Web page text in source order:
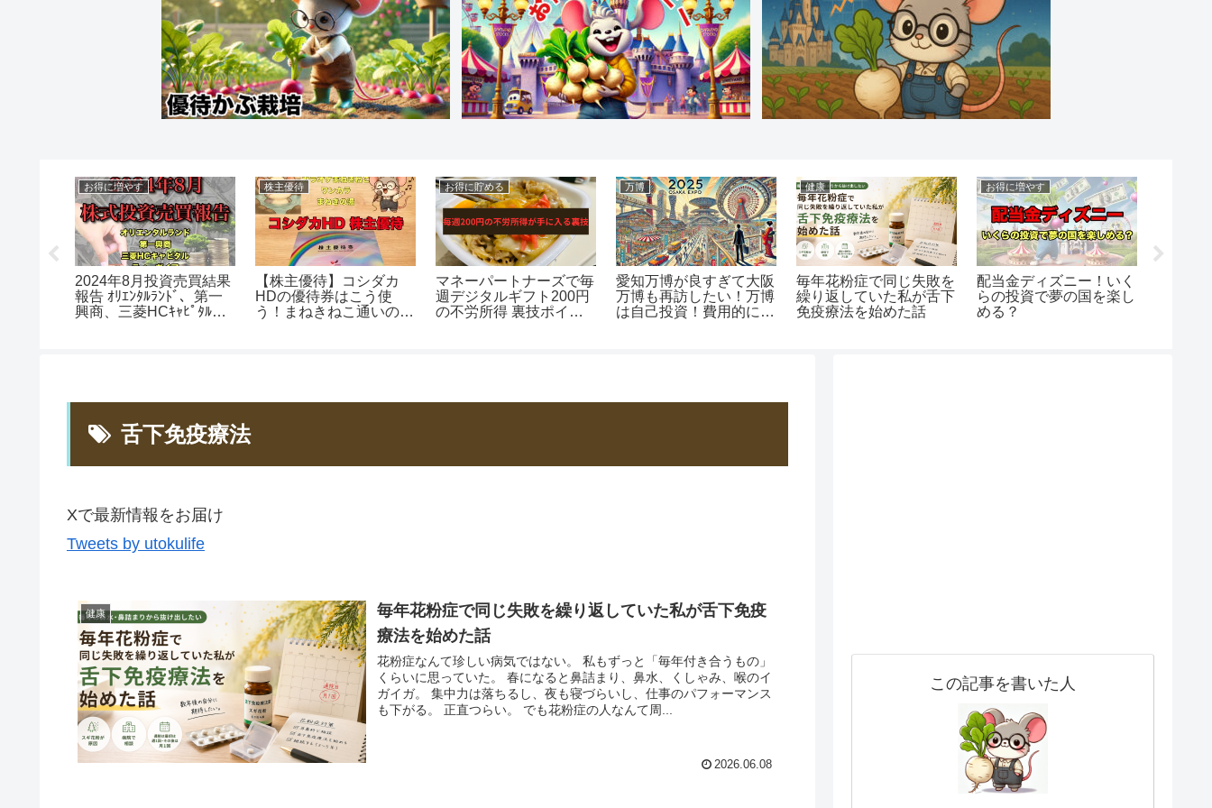
お得に増やす
2024年8月投資売買結果
報告 ｵﾘｴﾝﾀﾙﾗﾝﾄﾞ、第一
興商、三菱HCｷｬﾋﾟﾀﾙ、ﾃ
株主優待
【株主優待】コシダカ
HDの優待券はこう使
う！まねきねこ通いの私
お得に貯める
マネーパートナーズで毎
週デジタルギフト200円
の不労所得 裏技ポイ活
万博
愛知万博が良すぎて大阪
万博も再訪したい！万博
は自己投資！費用的に何
健康
毎年花粉症で同じ失敗を
繰り返していた私が舌下
免疫療法を始めた話
お得に増やす
配当金ディズニー！いく
らの投資で夢の国を楽し
める？
舌下免疫療法
Xで最新情報をお届け
Tweets by utokulife
健康
毎年花粉症で同じ失敗を繰り返していた私が舌下免疫
療法を始めた話
花粉症なんて珍しい病気ではない。 私もずっと「毎年付き合うもの」
くらいに思っていた。 春になると鼻詰まり、鼻水、くしゃみ、喉のイ
ガイガ。 集中力は落ちるし、夜も寝づらいし、仕事のパフォーマンス
も下がる。 正直つらい。 でも花粉症の人なんて周...
2026.06.08
この記事を書いた人